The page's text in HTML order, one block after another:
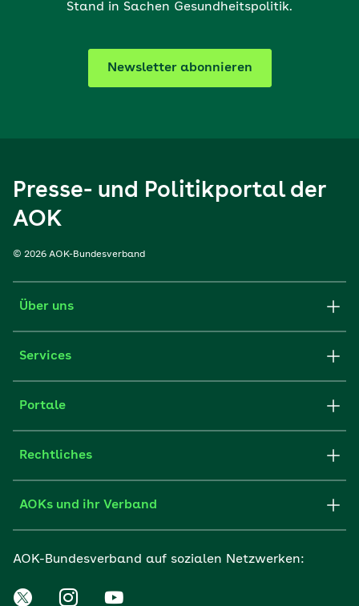
Stand in Sachen Gesundheitspolitik.
Newsletter abonnieren
Presse- und Politikportal der
AOK
© 2026 AOK-Bundesverband
Über uns
Services
Portale
Rechtliches
AOKs und ihr Verband
AOK-Bundesverband auf sozialen Netzwerken: